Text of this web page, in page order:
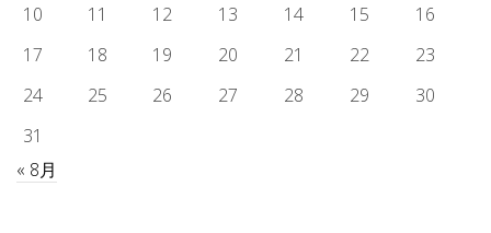
10
11 12 13 14 15
16
17
18 19 20 21 22
23
24
25 26 27 28 29
30
31
« 8月